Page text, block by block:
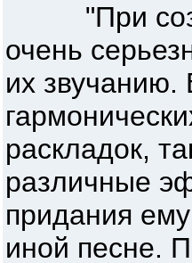
"При
очень
их звучанию.
раскладок,
различные
придания
иной песне.